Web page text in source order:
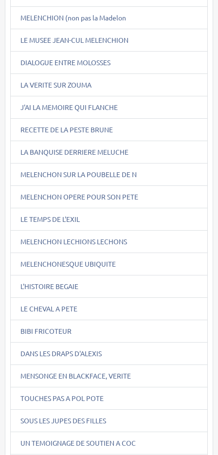
MELENCHION (non pas la Madelon
LE MUSEE JEAN-CUL MELENCHION
DIALOGUE ENTRE MOLOSSES
LA VERITE SUR ZOUMA
J'AI LA MEMOIRE QUI FLANCHE
RECETTE DE LA PESTE BRUNE
LA BANQUISE DERRIERE MELUCHE
MELENCHON SUR LA POUBELLE DE N
MELENCHON OPERE POUR SON PETE
LE TEMPS DE L'EXIL
MELENCHON LECHIONS LECHONS
MELENCHONESQUE UBIQUITE
L'HISTOIRE BEGAIE
LE CHEVAL A PETE
BIBI FRICOTEUR
DANS LES DRAPS D'ALEXIS
MENSONGE EN BLACKFACE, VERITE
TOUCHES PAS A POL POTE
SOUS LES JUPES DES FILLES
UN TEMOIGNAGE DE SOUTIEN A COC